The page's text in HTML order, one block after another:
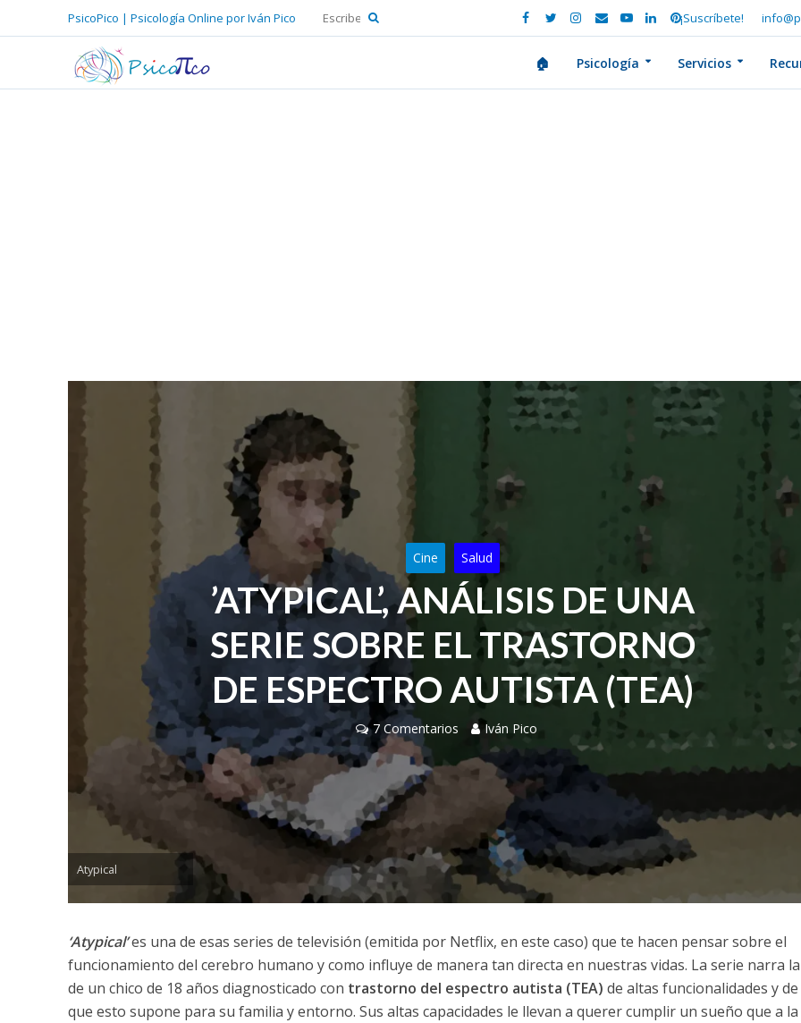
PsicoPico | Psicología Online por Iván Pico ¡Suscríbete!
🏠 Psicología Servicios
Cine Salud
’ATYPICAL’, ANÁLISIS DE UNA
SERIE SOBRE EL TRASTORNO
DE ESPECTRO AUTISTA (TEA)
7 Comentarios Iván Pico
Atypical
‘Atypical’ es una de esas series de televisión (emitida por Netflix, en este caso) que te hacen pensar sobre el
funcionamiento del cerebro humano y como influye de manera tan directa en nuestras vidas. La serie narra
de un chico de 18 años diagnosticado con trastorno del espectro autista (TEA) de altas funcionalidades y
que esto supone para su familia y entorno. Sus altas capacidades le llevan a querer cumplir un sueño que a la